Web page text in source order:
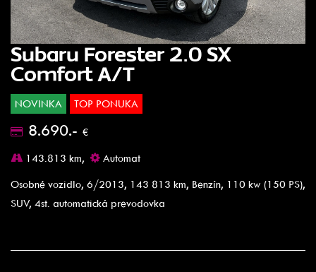
Subaru Forester 2.0 SX
Comfort A/T
NOVINKA TOP PONUKA
8.690.- €
143.813 km,
Automat
Osobné vozidlo, 6/2013, 143 813 km, Benzín, 110 kw (150 PS),
SUV, 4st. automatická prevodovka